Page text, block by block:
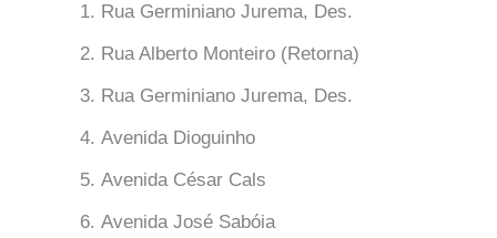
Rua Germiniano Jurema, Des.
Rua Alberto Monteiro (Retorna)
Rua Germiniano Jurema, Des.
Avenida Dioguinho
Avenida César Cals
Avenida José Sabóia